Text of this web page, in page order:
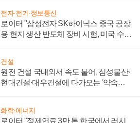
전자·전기·정보통신
로이터 "삼성전자 SK하이닉스 중국 공장
용 현지 생산 반도체 장비 시험, 미국 수출
건설
원전 건설 국내외서 속도 붙어, 삼성물산·
현대건설·대우건설에 다가오는 '약속의
화학·에너지
로이터 "정제연료 3만 톤 한국에서 러시